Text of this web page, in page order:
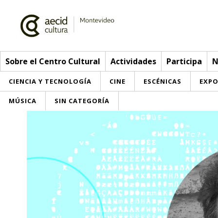
Sobre el Centro Cultural Actividades Participa
CIENCIA Y TECNOLOGÍA CINE ESCÉNICAS
MÚSICA SIN CATEGORÍA
Equipo
Instalaciones
> Go to Actividades
Inscriptions
Participa
Envíanos tu propuesta
Buzón de sugerencias
Convocatorias